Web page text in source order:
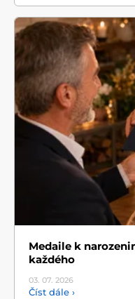
Medaile k
každého
03. 07. 2026
Číst dále ›